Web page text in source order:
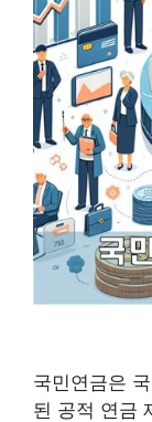
국민연금은
된 공적 연금